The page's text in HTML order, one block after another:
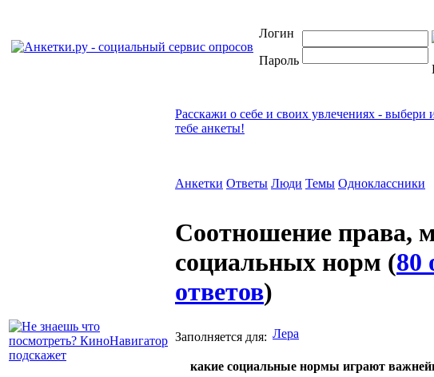
Логин
Пароль
Расскажи о себе и своих увлечениях - выбери
тебе анкеты!
Анкетки Ответы Люди Темы Одноклассники
Cоотношение права,
социальных норм (80
ответов)
Заполняется для: Лера
какие социальные нормы играют